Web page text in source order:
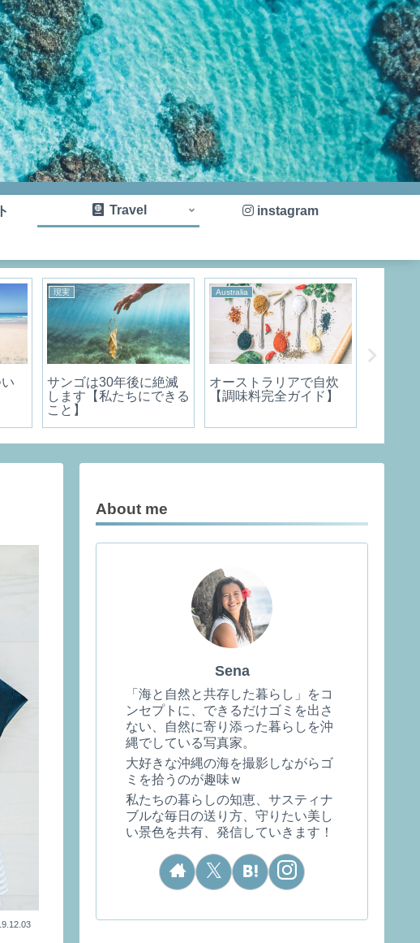
Travel instagram
現実
サンゴは30年後に絶滅
します【私たちにできる
こと】
Australia
オーストラリアで自炊
【調味料完全ガイド】
About me
Sena
「海と自然と共存した暮らし」をコ
ンセプトに、できるだけゴミを出さ
ない、自然に寄り添った暮らしを沖
縄でしている写真家。
大好きな沖縄の海を撮影しながらゴ
ミを拾うのが趣味ｗ
私たちの暮らしの知恵、サスティナ
ブルな毎日の送り方、守りたい美し
い景色を共有、発信していきます！